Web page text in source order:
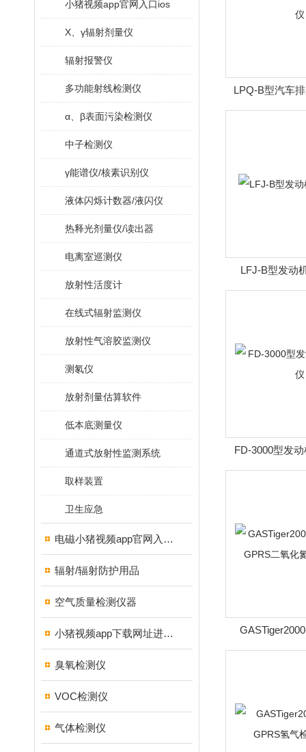
小猪视频app官网入口ios
X、γ辐射剂量仪
辐射报警仪
多功能射线检测仪
α、β表面污染检测仪
中子检测仪
γ能谱仪/核素识别仪
液体闪烁计数器/液闪仪
热释光剂量仪/读出器
电离室巡测仪
放射性活度计
在线式辐射监测仪
放射性气溶胶监测仪
测氡仪
放射剂量估算软件
低本底测量仪
通道式放射性监测系统
取样装置
卫生应急
电磁小猪视频app官网入口ios
辐射/辐射防护用品
空气质量检测仪器
小猪视频app下载网址进入18测试仪
臭氧检测仪
VOC检测仪
气体检测仪
LPQ-B型汽车
LFJ-B型发动
FD-3000型发
GPRS二氧化